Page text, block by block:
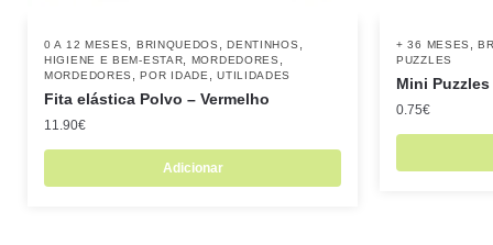
0 A 12 MESES BRINQUEDOS ,DENTINHOS
HIGIENE E BEM-ESTAR MORDEDORES
MORDEDORES ,POR IDADE ,UTILIDADES
Fita elástica Polvo – Vermelho
11.90€
Adicionar
+ 36 MESES ,
PUZZLES
Mini
0.75€